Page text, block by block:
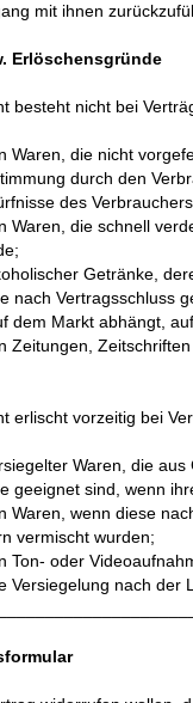
mit ihnen
Erlöschensgründe
besteht nicht bei
Waren, die nicht
durch den
des
Waren, die schnell
Getränke,
nach Vertragsschluss
dem Markt abhängt,
Zeitungen,
erlischt vorzeitig bei
Waren, die
geeignet sind, wenn
Waren, wenn diese
vermischt wurden;
Ton- oder
Versiegelung nach der